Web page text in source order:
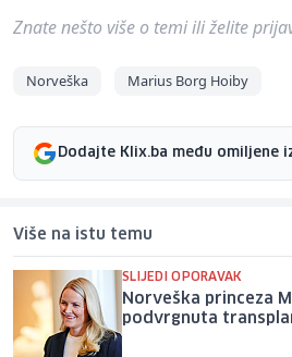
Znate nešto više o temi ili želite
Norveška Marius Borg Hoiby
Dodajte Klix.ba među omiljene
Više na istu temu
SLIJEDI OPORAVAK
Norveška princeza
podvrgnuta